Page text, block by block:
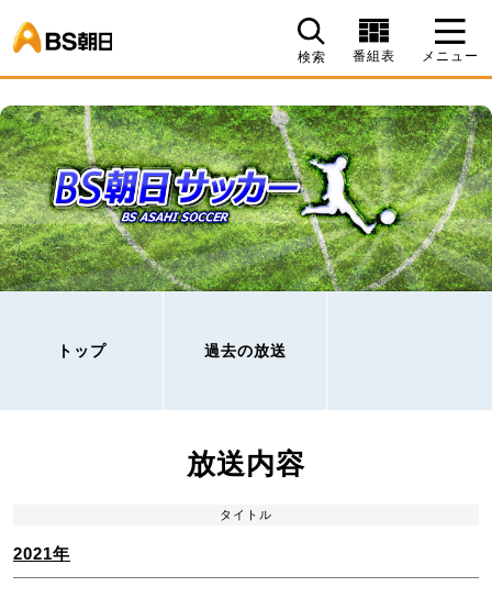
検索 番組表 メニュー
トップ 過去の放送
放送内容
タイトル
2021年